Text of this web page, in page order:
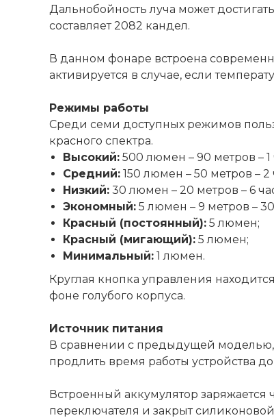
Дальнобойность луча может
составляет 2082 кандел.
В данном фонаре встроена
активируется в случае, если
Режимы работы
Среди семи доступных режимов
красного спектра.
Высокий: 500 люмен – 90 метров – 1
Средний: 150 люмен – 50 метров – 2
Низкий: 30 люмен – 20 метров – 6
Экономный: 5 люмен – 9 метров –
Красный (постоянный): 5 люмен;
Красный (мигающий): 5 люмен;
Минимальный: 1 люмен.
Круглая кнопка управления
фоне голубого корпуса.
Источник питания
В сравнении с предыдущей моделью,
продлить время работы устройства
Встроенный аккумулятор
переключателя и закрыт